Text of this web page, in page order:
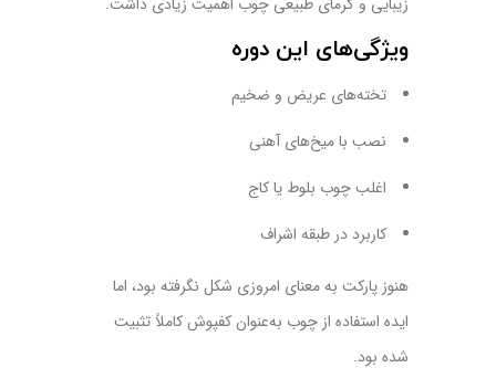
ویژگی‌های این دوره
تخته‌های عریض و ضخیم
نصب با میخ‌های آهنی
اغلب چوب بلوط یا کاج
کاربرد در طبقه اشراف
هنوز پارکت به معنای امروزی شکل نگرفته بود، اما
ایده استفاده از چوب به‌عنوان کفپوش کاملاً تثبیت
شده بود.